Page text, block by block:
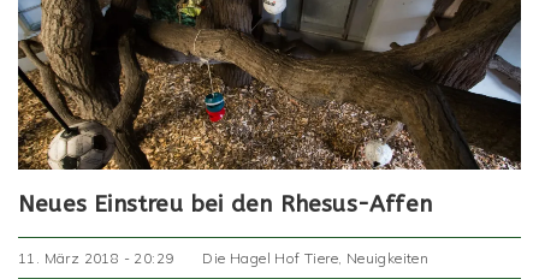
Neues Einstreu bei den Rhesus-Affen
11. März 2018 - 20:29 Die Hagel Hof Tiere, Neuigkeiten